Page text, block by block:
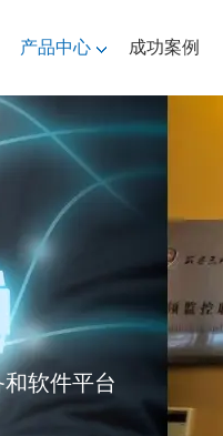
产品中心 成功案例
软件平台